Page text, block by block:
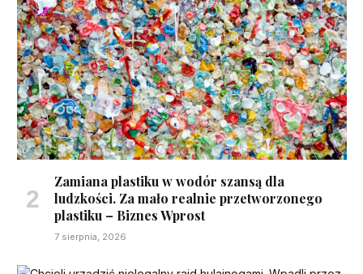
Zamiana plastiku w wodór szansą dla
ludzkości. Za mało realnie przetworzonego
plastiku – Biznes Wprost
7 sierpnia, 2026